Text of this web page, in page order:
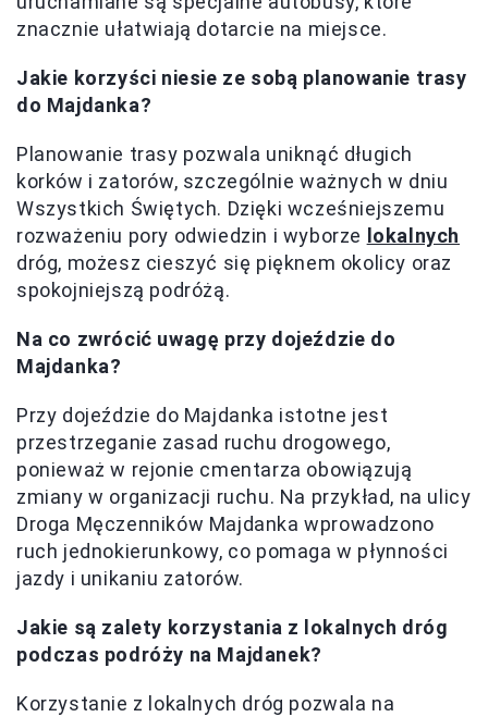
znacznie ułatwiają dotarcie na miejsce.
Jakie korzyści niesie ze sobą planowanie trasy
do Majdanka?
Planowanie trasy pozwala uniknąć długich
korków i zatorów, szczególnie ważnych w dniu
Wszystkich Świętych. Dzięki wcześniejszemu
rozważeniu pory odwiedzin i wyborze lokalnych
dróg, możesz cieszyć się pięknem okolicy oraz
spokojniejszą podróżą.
Na co zwrócić uwagę przy dojeździe do
Majdanka?
Przy dojeździe do Majdanka istotne jest
przestrzeganie zasad ruchu drogowego,
ponieważ w rejonie cmentarza obowiązują
zmiany w organizacji ruchu. Na przykład, na ulicy
Droga Męczenników Majdanka wprowadzono
ruch jednokierunkowy, co pomaga w płynności
jazdy i unikaniu zatorów.
Jakie są zalety korzystania z lokalnych dróg
podczas podróży na Majdanek?
Korzystanie z lokalnych dróg pozwala na